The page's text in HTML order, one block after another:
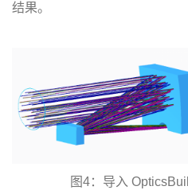
结果。
图4：导入